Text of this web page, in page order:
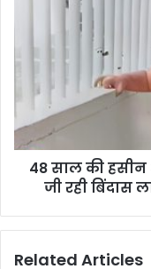
48 साल की हसीन
जी रही बिंदास
Related Articles